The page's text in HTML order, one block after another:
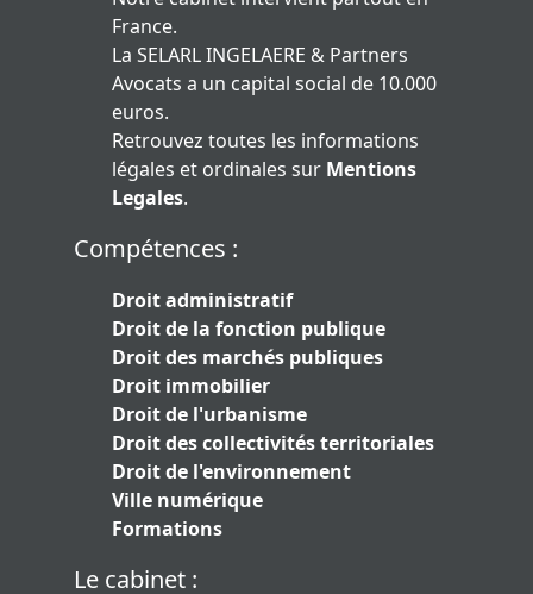
France.
La SELARL INGELAERE & Partners
Avocats a un capital social de 10.000
euros.
Retrouvez toutes les informations
légales et ordinales sur Mentions
Legales.
Compétences :
Droit administratif
Droit de la fonction publique
Droit des marchés publiques
Droit immobilier
Droit de l'urbanisme
Droit des collectivités territoriales
Droit de l'environnement
Ville numérique
Formations
Le cabinet :